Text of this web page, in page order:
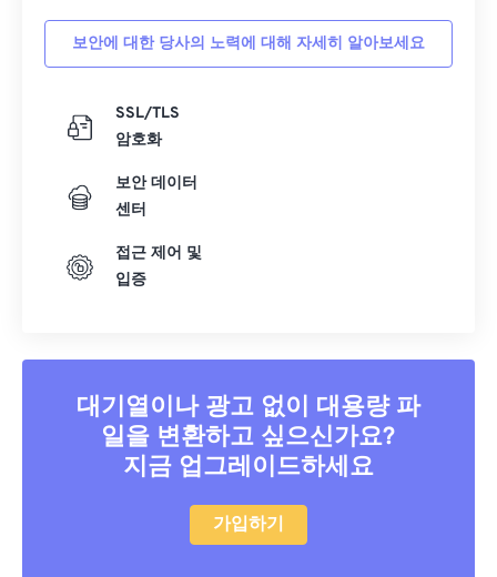
보안에 대한 당사의 노력에 대해 자세히 알아보세요
SSL/TLS
암호화
보안 데이터
센터
접근 제어 및
입증
대기열이나 광고 없이 대용량 파
일을 변환하고 싶으신가요?
지금 업그레이드하세요
가입하기